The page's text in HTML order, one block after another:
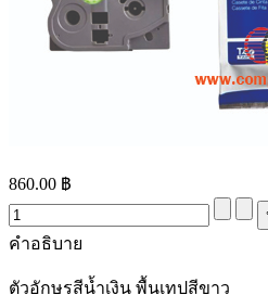
860.00 ฿
คำอธิบาย
ตัวอักษรสีน้ำเงิน พื้นเทปสีขาว